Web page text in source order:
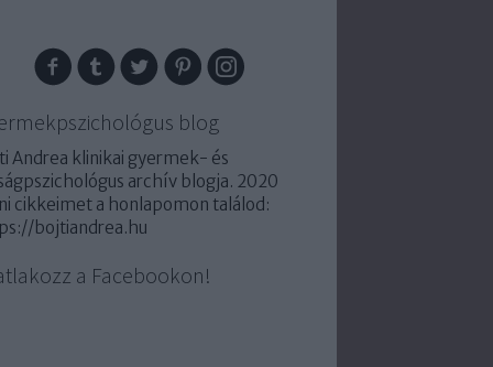
blog
Andrea klinikai gyermek- és
archív blogja. 2020
cikkeimet a honlapomon találod:
bojtiandrea.hu
a Facebookon!